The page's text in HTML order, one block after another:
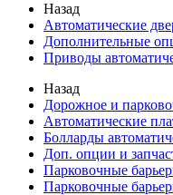
Назад
Автоматические
Дополнительные
Приводы
Назад
Дорожное и
Автоматические
Болларды
Доп. опции и
Парковочные
Парковочные